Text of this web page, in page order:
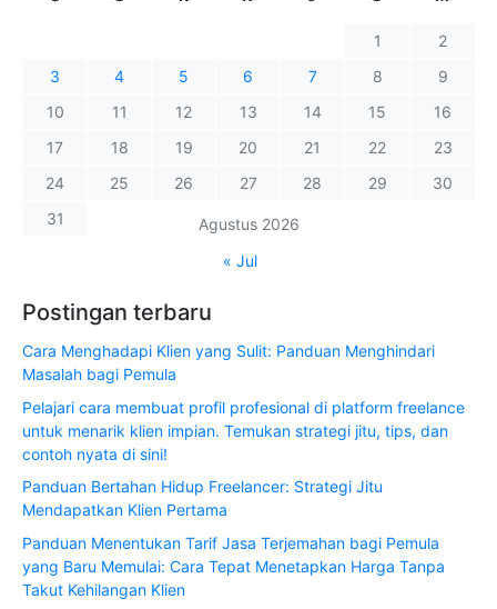
Agustus 2026
1
2
3
4 5 6 7 8
9
10
11 12 13 14 15
16
17
18 19 20 21 22
23
24
25 26 27 28 29
30
31
« Jul
Postingan terbaru
Cara Menghadapi Klien yang Sulit: Panduan Menghindari
Masalah bagi Pemula
Pelajari cara membuat profil profesional di platform freelance
untuk menarik klien impian. Temukan strategi jitu, tips, dan
contoh nyata di sini!
Panduan Bertahan Hidup Freelancer: Strategi Jitu
Mendapatkan Klien Pertama
Panduan Menentukan Tarif Jasa Terjemahan bagi Pemula
yang Baru Memulai: Cara Tepat Menetapkan Harga Tanpa
Takut Kehilangan Klien